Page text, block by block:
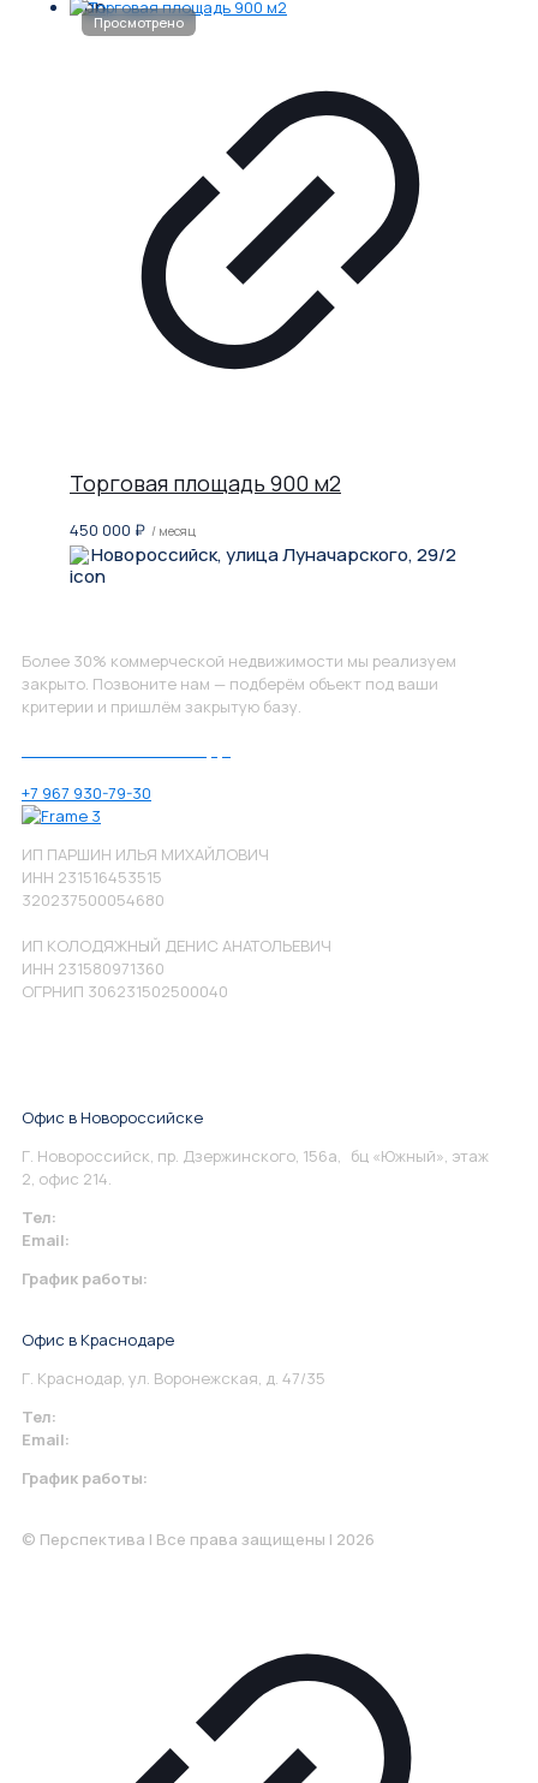
Торговая площадь 900 м2
450 000 ₽ / месяц
Новороссийск, улица Луначарского, 29/2
Более 30% коммерческой недвижимости мы реализуем
закрыто. Позвоните нам — подберём объект под ваши
критерии и пришлём закрытую базу.
+7 967 930-79-30
ИП ПАРШИН ИЛЬЯ МИХАЙЛОВИЧ
ИНН 231516453515
320237500054680
ИП КОЛОДЯЖНЫЙ ДЕНИС АНАТОЛЬЕВИЧ
ИНН 231580971360
ОГРНИП 306231502500040
Офис в Новороссийске
Г. Новороссийск, пр. Дзержинского, 156а, бц «Южный», этаж
2, офис 214.
Тел:
Email:
График работы:
Офис в Краснодаре
Г. Краснодар, ул. Воронежская, д. 47/35
Тел:
Email:
График работы:
© Перспектива | Все права защищены | 2026